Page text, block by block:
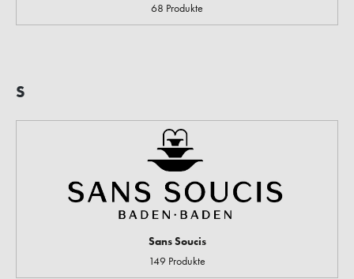
68 Produkte
S
Sans Soucis
149 Produkte